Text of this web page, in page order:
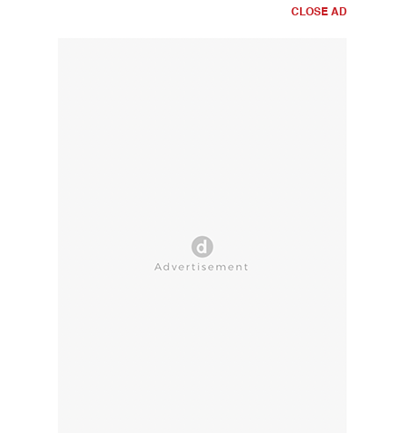
CLOSE AD